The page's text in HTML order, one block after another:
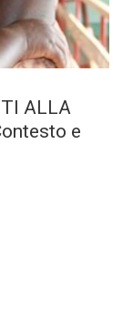
ALLA
e